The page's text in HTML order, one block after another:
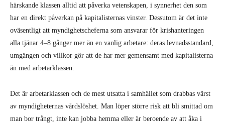
härskande klassen alltid att påverka vetenskapen, i synnerhet den som
har en direkt påverkan på kapitalisternas vinster. Dessutom är det inte
oväsentligt att myndighetscheferna som ansvarar för krishanteringen
alla tjänar 4–8 gånger mer än en vanlig arbetare: deras levnadsstandard,
umgängen och villkor gör att de har mer gemensamt med kapitalisterna
än med arbetarklassen.
Det är arbetarklassen och de mest utsatta i samhället som drabbas värst
av myndigheternas vårdslöshet. Man löper större risk att bli smittad om
man bor trångt, inte kan jobba hemma eller är beroende av att åka i